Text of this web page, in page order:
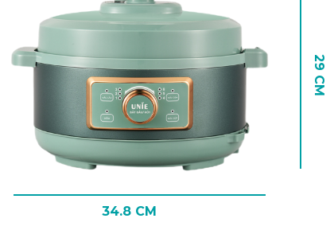
34.8 CM
29 CM